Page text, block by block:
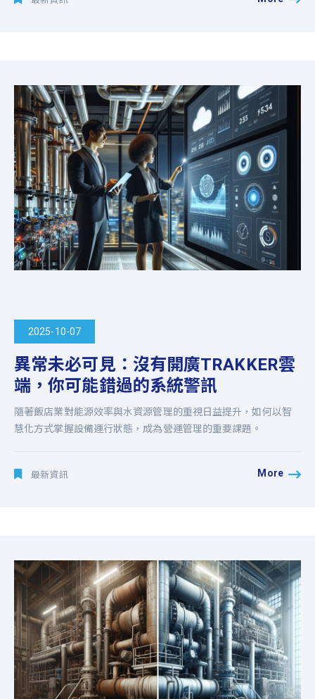
2025-10-07
異常未必可見：沒有開廣TRAKKER雲
端，你可能錯過的系統警訊
隨著飯店業對能源效率與水資源管理的重視日益提升，如何以智
慧化方式掌握設備運行狀態，成為營運管理的重要課題。
最新資訊 More